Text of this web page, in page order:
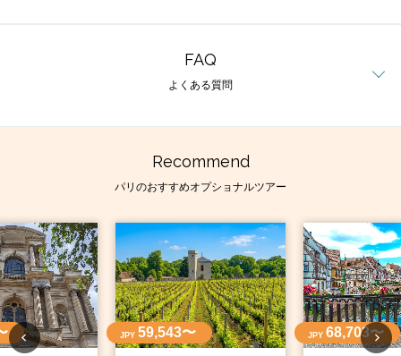
FAQ
よくある質問
Recommend
パリのおすすめオプショナルツアー
JPY 59,543〜 JPY 68,703〜